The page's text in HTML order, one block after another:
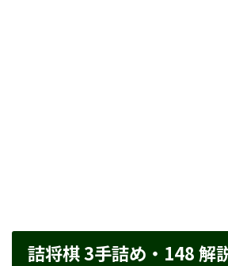
詰将棋 3手詰め・148 解